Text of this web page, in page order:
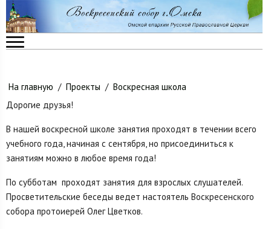
На главную / Проекты / Воскресная школа
Дорогие друзья!
В нашей воскресной школе занятия проходят в течении всего
учебного года, начиная с сентября, но присоединиться к
занятиям можно в любое время года!
По субботам проходят занятия для взрослых слушателей.
Просветительские беседы ведет настоятель Воскресенского
собора протоиерей Олег Цветков.